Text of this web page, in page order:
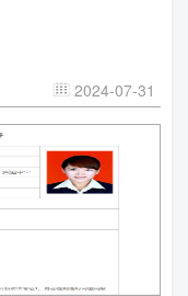
 2024-07-31